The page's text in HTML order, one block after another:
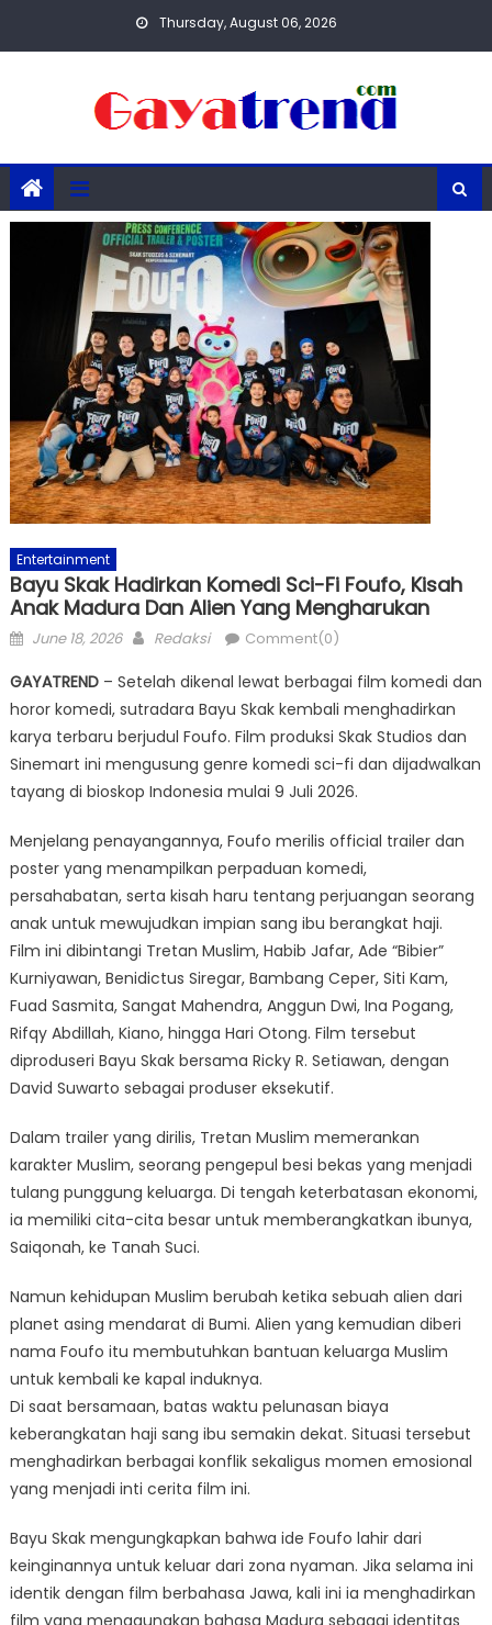
Thursday, August 06, 2026
Entertainment
Bayu Skak Hadirkan Komedi Sci-Fi Foufo, Kisah
Anak Madura Dan Alien Yang Mengharukan
Posted
June 18, 2026 Author
Redaksi Comment(0)
GAYATREND– Setelah dikenal lewat berbagai film komedi dan
horor komedi, sutradara Bayu Skak kembali menghadirkan
karya terbaru berjudul Foufo. Film produksi Skak Studios dan
Sinemart ini mengusung genre komedi sci-fi dan dijadwalkan
tayang di bioskop Indonesia mulai 9 Juli 2026.
Menjelang penayangannya, Foufo merilis official trailer dan
poster yang menampilkan perpaduan komedi,
persahabatan, serta kisah haru tentang perjuangan seorang
anak untuk mewujudkan impian sang ibu berangkat haji.
Film ini dibintangi Tretan Muslim, Habib Jafar, Ade “Bibier”
Kurniyawan, Benidictus Siregar, Bambang Ceper, Siti Kam,
Fuad Sasmita, Sangat Mahendra, Anggun Dwi, Ina Pogang,
Rifqy Abdillah, Kiano, hingga Hari Otong. Film tersebut
diproduseri Bayu Skak bersama Ricky R. Setiawan, dengan
David Suwarto sebagai produser eksekutif.
Dalam trailer yang dirilis, Tretan Muslim memerankan
karakter Muslim, seorang pengepul besi bekas yang menjadi
tulang punggung keluarga. Di tengah keterbatasan ekonomi,
ia memiliki cita-cita besar untuk memberangkatkan ibunya,
Saiqonah, ke Tanah Suci.
Namun kehidupan Muslim berubah ketika sebuah alien dari
planet asing mendarat di Bumi. Alien yang kemudian diberi
nama Foufo itu membutuhkan bantuan keluarga Muslim
untuk kembali ke kapal induknya.
Di saat bersamaan, batas waktu pelunasan biaya
keberangkatan haji sang ibu semakin dekat. Situasi tersebut
menghadirkan berbagai konflik sekaligus momen emosional
yang menjadi inti cerita film ini.
Bayu Skak mengungkapkan bahwa ide Foufo lahir dari
keinginannya untuk keluar dari zona nyaman. Jika selama ini
identik dengan film berbahasa Jawa, kali ini ia menghadirkan
film yang menggunakan bahasa Madura sebagai identitas